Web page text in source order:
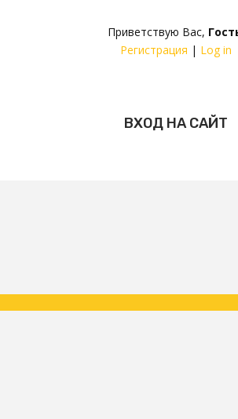
Приветствую Вас,
Регистрация | Log in
ВХОД НА САЙТ